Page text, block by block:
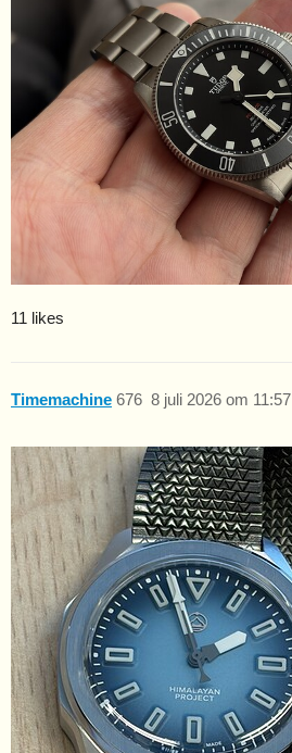
11 likes
Timemachine 8 juli 2026 om 11:57
676